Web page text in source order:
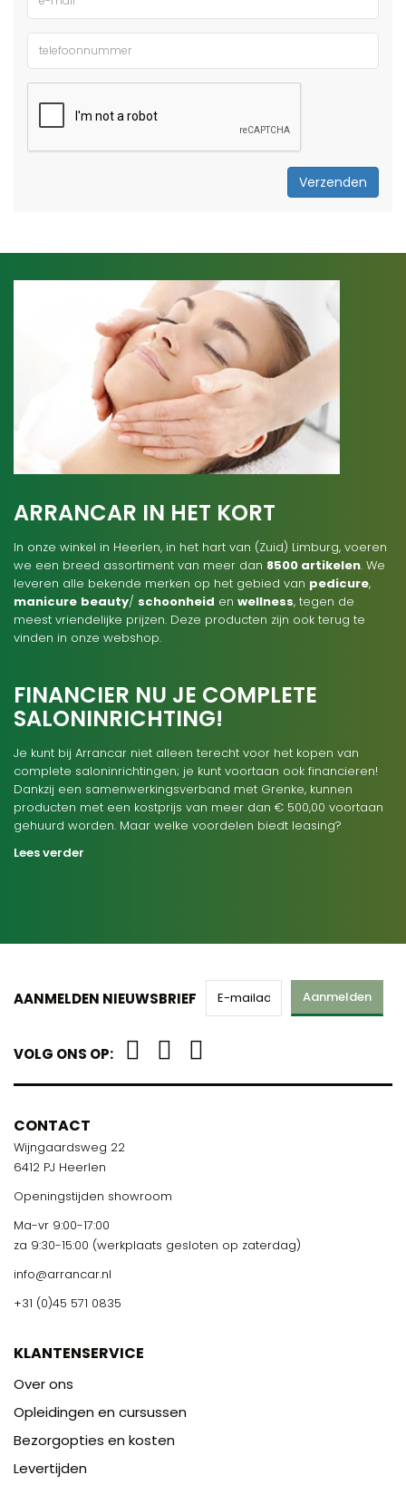
Verzenden
ARRANCAR IN HET KORT
In onze winkel in Heerlen, in het hart van (Zuid) Limburg, voeren
we een breed assortiment van meer dan 8500 artikelen. We
leveren alle bekende merken op het gebied van pedicure,
manicure beauty/ schoonheid en wellness, tegen de
meest vriendelijke prijzen. Deze producten zijn ook terug te
vinden in onze webshop.
FINANCIER NU JE COMPLETE
SALONINRICHTING!
Je kunt bij Arrancar niet alleen terecht voor het kopen van
complete saloninrichtingen; je kunt voortaan ook financieren!
Dankzij een samenwerkingsverband met Grenke, kunnen
producten met een kostprijs van meer dan € 500,00 voortaan
gehuurd worden. Maar welke voordelen biedt leasing?
Lees verder
AANMELDEN NIEUWSBRIEF Aanmelden
VOLG ONS OP:
CONTACT
Wijngaardsweg 22
6412 PJ Heerlen
Openingstijden showroom
Ma-vr 9:00-17:00
za 9:30-15:00 (werkplaats gesloten op zaterdag)
info@arrancar.nl
+31 (0)45 571 0835
KLANTENSERVICE
Over ons
Opleidingen en cursussen
Bezorgopties en kosten
Levertijden